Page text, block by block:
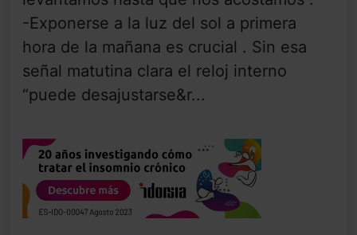
-Exponerse a la luz del sol a primera
hora de la mañana es crucial . Sin esa
señal matutina clara el reloj interno
“puede desajustarse&r...